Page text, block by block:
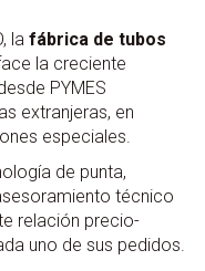
la fábrica de tubos
la creciente
PYMES
extranjeras, en
especiales.
de punta,
técnico
relación precio-
uno de sus pedidos.